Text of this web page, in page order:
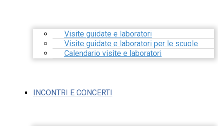
Visite guidate e laboratori
Visite guidate e laboratori per le scuole
Calendario visite e laboratori
INCONTRI E CONCERTI